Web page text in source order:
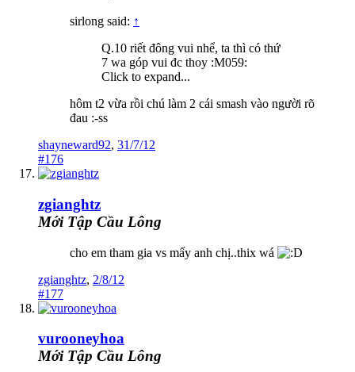
sirlong said: ↑
Q.10 riết đông vui nhể, ta thì có thứ
7 wa góp vui đc thoy :M059:
Click to expand...
hôm t2 vừa rồi chú làm 2 cái smash vào người rõ
đau :-ss
shayneward92, 31/7/12
#176
zgianghtz
Mới Tập Cầu Lông
cho em tham gia vs mấy anh chị..thix wá
zgianghtz, 2/8/12
#177
vurooneyhoa
Mới Tập Cầu Lông